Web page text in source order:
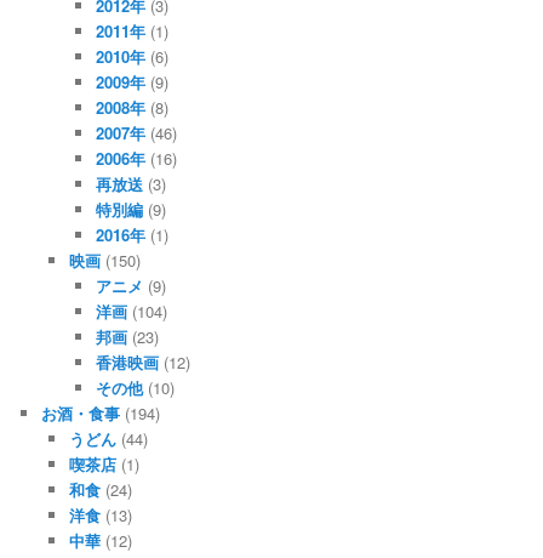
2012年 (3)
2011年 (1)
2010年 (6)
2009年 (9)
2008年 (8)
2007年 (46)
2006年 (16)
再放送 (3)
特別編 (9)
2016年 (1)
映画(150)
アニメ (9)
洋画 (104)
邦画 (23)
香港映画 (12)
その他(10)
お酒・食事 (194)
うどん(44)
喫茶店(1)
和食(24)
洋食(13)
中華(12)